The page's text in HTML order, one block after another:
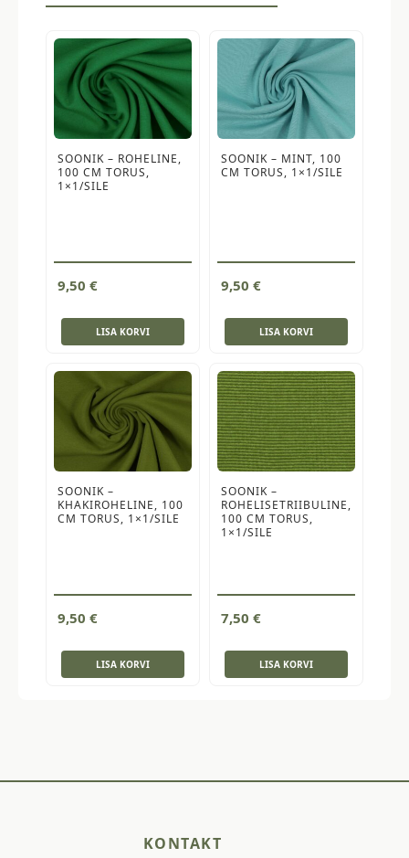
SOONIK – ROHELINE,
100 CM TORUS,
1×1/SILE
9,50 €
LISA KORVI
SOONIK – MINT, 100
CM TORUS, 1×1/SILE
9,50 €
LISA KORVI
SOONIK –
KHAKIROHELINE, 100
CM TORUS, 1×1/SILE
9,50 €
LISA KORVI
SOONIK –
ROHELISETRIIBULINE,
100 CM TORUS,
1×1/SILE
7,50 €
LISA KORVI
KONTAKT